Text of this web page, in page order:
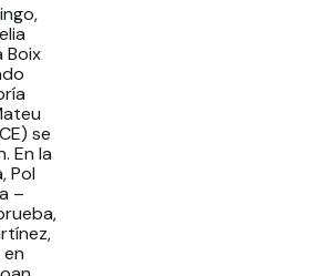
Boix
se
En la
Pol
–